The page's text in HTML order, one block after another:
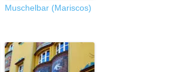
Muschelbar (Mariscos)